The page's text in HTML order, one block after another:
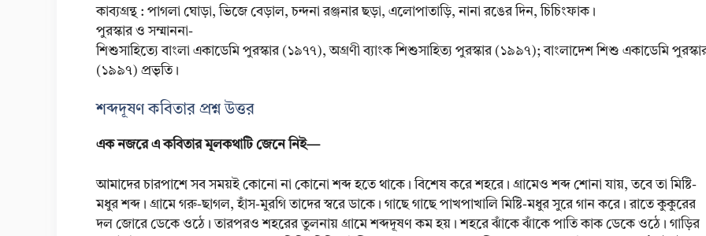
কাব্যগ্রন্থ : পাগলা ঘোড়া, ভিজে বেড়াল, চন্দনা রঞ্জনার ছড়া, এলোপাতাড়ি, নানা রঙের দিন, চিচিংফাক।
পুরস্কার ও সম্মাননা-
শিশুসাহিত্যে বাংলা একাডেমি পুরস্কার (১৯৭৭), অগ্রণী ব্যাংক শিশুসাহিত্য পুরস্কার (১৯৯৭); বাংলাদেশ শিশু একাডেমি
(১৯৯৭) প্রভৃতি।
শব্দদূষণ কবিতার প্রশ্ন উত্তর
এক নজরে এ কবিতার মূলকথাটি জেনে নিই—
আমাদের চারপাশে সব সময়ই কোনো না কোনো শব্দ হতে থাকে। বিশেষ করে শহরে। গ্রামেও শব্দ শোনা যায়, তবে তা মিষ্টি-
মধুর শব্দ। গ্রামে গরু-ছাগল, হাঁস-মুরগি তাদের স্বরে ডাকে। গাছে গাছে পাখপাখালি মিষ্টি-মধুর সুরে গান করে। রাতে কুকুরের
দল জোরে ডেকে ওঠে। তারপরও শহরের তুলনায় গ্রামে শব্দদূষণ কম হয়। শহরে ঝাঁকে ঝাঁকে পাতি কাক ডেকে ওঠে। গাড়ির